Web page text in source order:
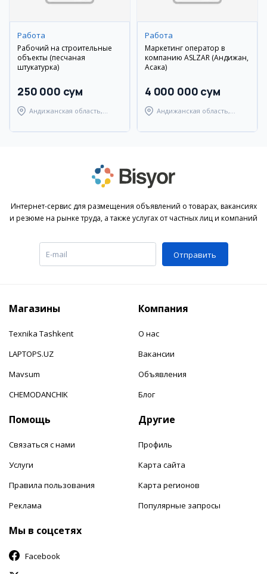
Работа
Рабочий на строительные
объекты (песчаная
штукатурка)
250 000 сум
Андижанская область,
Работа
Маркетинг оператор в
компанию ASLZAR (Андижан,
Асака)
4 000 000 сум
Андижанская область,
Интернет-сервис для размещения объявлений о товарах, вакансиях
и резюме на рынке труда, а также услугах от частных лиц и компаний
Отправить
Магазины
Texnika Tashkent
LAPTOPS.UZ
Mavsum
CHEMODANCHIK
Компания
О нас
Вакансии
Объявления
Блог
Помощь
Связаться с нами
Услуги
Правила пользования
Реклама
Другие
Профиль
Карта сайта
Карта регионов
Популярные запросы
Мы в соцсетях
Facebook